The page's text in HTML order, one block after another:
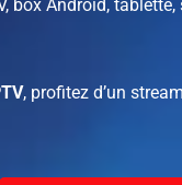
box Android,
, profitez d’un